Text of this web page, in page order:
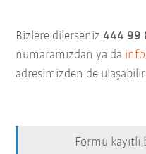
Bizlere dilerseniz 444 99
numaramızdan ya da
adresimizden de
Formu